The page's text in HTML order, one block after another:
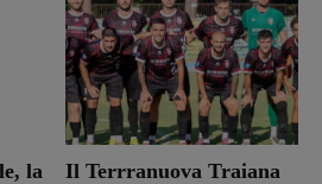
la
Il Terrranuova Traiana